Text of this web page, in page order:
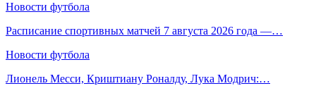
Новости футбола
Расписание спортивных матчей 7 августа 2026 года —…
Новости футбола
Лионель Месси, Криштиану Роналду, Лука Модрич:…